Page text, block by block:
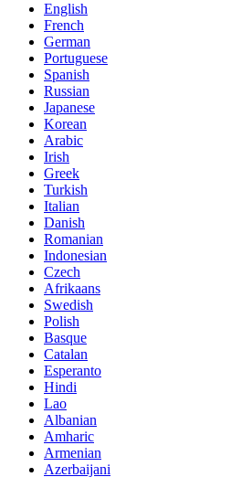
English
French
German
Portuguese
Spanish
Russian
Japanese
Korean
Arabic
Irish
Greek
Turkish
Italian
Danish
Romanian
Indonesian
Czech
Afrikaans
Swedish
Polish
Basque
Catalan
Esperanto
Hindi
Lao
Albanian
Amharic
Armenian
Azerbaijani